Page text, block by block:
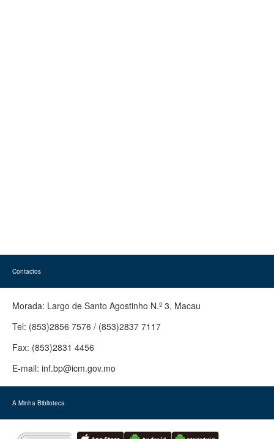
Contactos
Morada: Largo de Santo Agostinho N.º 3, Macau
Tel: (853)2856 7576 / (853)2837 7117
Fax: (853)2831 4456
E-mail: inf.bp@icm.gov.mo
A Minha Biblioteca